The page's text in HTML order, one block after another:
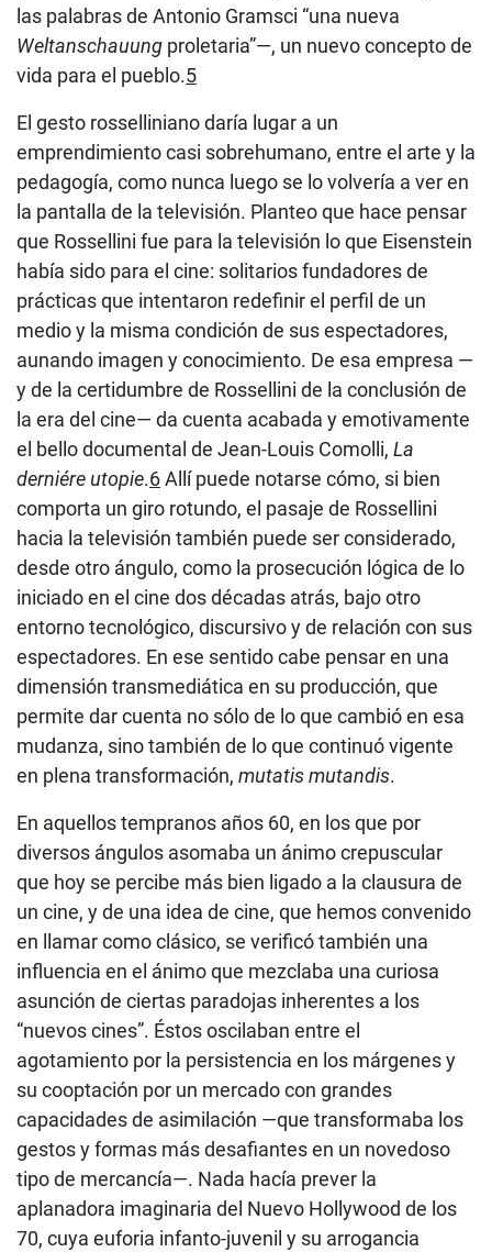
las palabras de Antonio Gramsci “una nueva
Weltanschauung proletaria”—, un nuevo concepto de
vida para el pueblo.5
El gesto rosselliniano daría lugar a un
emprendimiento casi sobrehumano, entre el arte y la
pedagogía, como nunca luego se lo volvería a ver en
la pantalla de la televisión. Planteo que hace pensar
que Rossellini fue para la televisión lo que Eisenstein
había sido para el cine: solitarios fundadores de
prácticas que intentaron redefinir el perfil de un
medio y la misma condición de sus espectadores,
aunando imagen y conocimiento. De esa empresa —
y de la certidumbre de Rossellini de la conclusión de
la era del cine— da cuenta acabada y emotivamente
el bello documental de Jean-Louis Comolli, La
derniére utopie.6Allí puede notarse cómo, si bien
comporta un giro rotundo, el pasaje de Rossellini
hacia la televisión también puede ser considerado,
desde otro ángulo, como la prosecución lógica de lo
iniciado en el cine dos décadas atrás, bajo otro
entorno tecnológico, discursivo y de relación con sus
espectadores. En ese sentido cabe pensar en una
dimensión transmediática en su producción, que
permite dar cuenta no sólo de lo que cambió en esa
mudanza, sino también de lo que continuó vigente
en plena transformación, mutatis mutandis.
En aquellos tempranos años 60, en los que por
diversos ángulos asomaba un ánimo crepuscular
que hoy se percibe más bien ligado a la clausura de
un cine, y de una idea de cine, que hemos convenido
en llamar como clásico, se verificó también una
influencia en el ánimo que mezclaba una curiosa
asunción de ciertas paradojas inherentes a los
“nuevos cines”. Éstos oscilaban entre el
agotamiento por la persistencia en los márgenes y
su cooptación por un mercado con grandes
capacidades de asimilación —que transformaba los
gestos y formas más desafiantes en un novedoso
tipo de mercancía—. Nada hacía prever la
aplanadora imaginaria del Nuevo Hollywood de los
70, cuya euforia infanto-juvenil y su arrogancia